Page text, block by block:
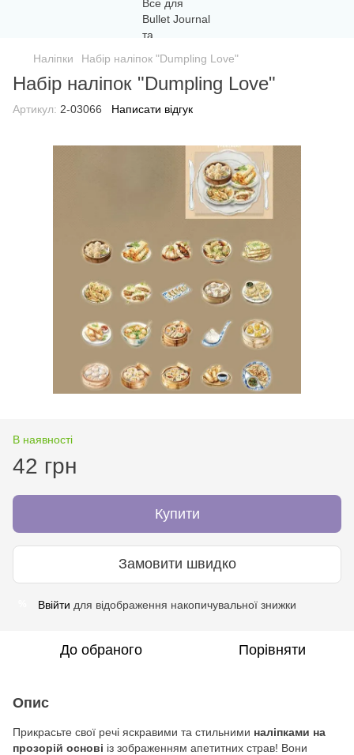
Наліпки Набір наліпок "Dumpling Love"
Набір наліпок "Dumpling Love"
Артикул: 2-03066 Написати відгук
В наявності
42 грн
Купити
Замовити швидко
Ввійти для відображення накопичувальної знижки
До обраного Порівняти
Опис
Прикрасьте свої речі яскравими та стильними наліпками на
прозорій основі із зображенням апетитних страв! Вони